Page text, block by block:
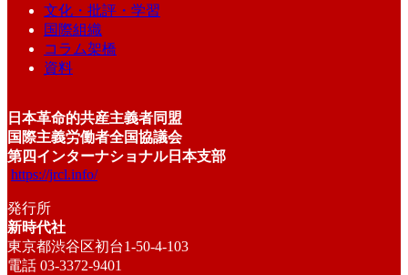
文化・批評・学習
国際組織
コラム架橋
資料
日本革命的共産主義者同盟
国際主義労働者全国協議会
第四インターナショナル日本支部
https://jrcl.info/
発行所
新時代社
東京都渋谷区初台1-50-4-103
電話 03-3372-9401